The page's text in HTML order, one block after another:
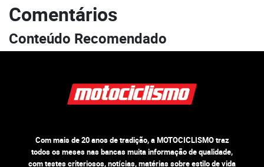
Comentários
Conteúdo Recomendado
Com mais de 20 anos de tradição, a MOTOCICLISMO traz
todos os meses nas bancas muita informação de qualidade,
com testes criteriosos, notícias, matérias sobre estilo de vida